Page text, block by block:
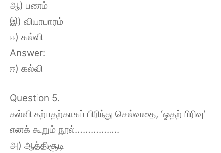
ஆ) பணம்
இ) வியாபாரம்
ஈ) கல்வி
Answer:
ஈ) கல்வி
Question 5.
கல்வி கற்பதற்காகப் பிரிந்து செல்வதை, ‘ஓதற் பிரிவு’
எனக் கூறும் நூல்……………..
அ) ஆத்திசூடி